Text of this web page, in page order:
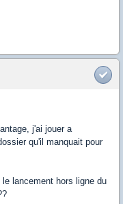
j'ai jouer a
qu'il manquait pour
lancement hors ligne du